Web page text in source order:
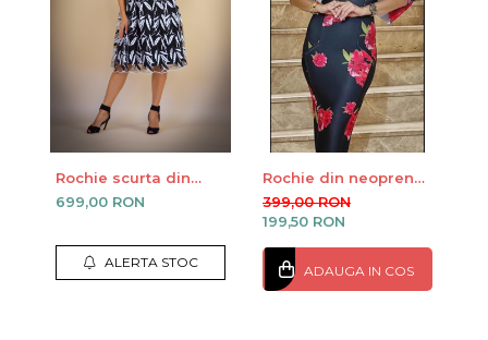
Rochie scurta din
tulle cu frunze
brodate
699,00 RON
ALERTA STOC
Rochie din neopren
cu flori
399,00 RON
199,50 RON
ADAUGA IN COS